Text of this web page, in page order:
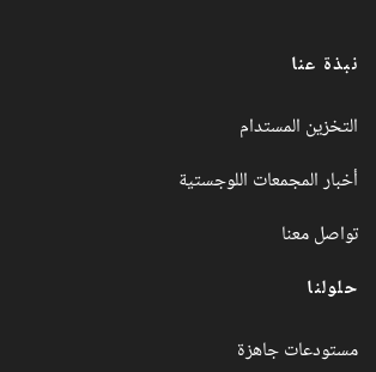
نبذة عنا
التخزين المستدام
أخبار المجمعات اللوجستية
تواصل معنا
حلولنا
مستودعات جاهزة